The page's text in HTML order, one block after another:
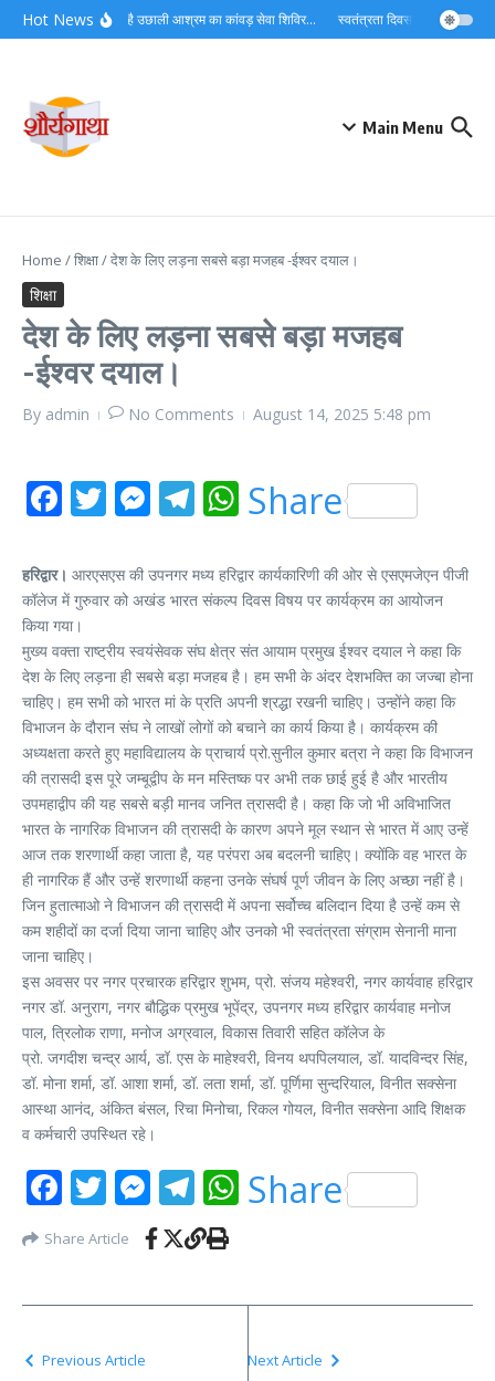
Skip to content
Hot Newsलगातार जारी है उछाली आश्रम का कांवड़ सेवा शिविर… स्वतंत्रता दिवस को देशभक्ति और
Main Menu
Home /शिक्षा/देश के लिए लड़ना सबसे बड़ा मजहब -ईश्वर दयाल।
शिक्षा
देश के लिए लड़ना सबसे बड़ा मजहब
-ईश्वर दयाल।
By admin No Comments August 14, 2025 5:48 pm
Facebook
Twitter
Messenger
Telegram
WhatsApp
Share
हरिद्वार। आरएसएस की उपनगर मध्य हरिद्वार कार्यकारिणी की ओर से एसएमजेएन पीजी
कॉलेज में गुरुवार को अखंड भारत संकल्प दिवस विषय पर कार्यक्रम का आयोजन
किया गया।
मुख्य वक्ता राष्ट्रीय स्वयंसेवक संघ क्षेत्र संत आयाम प्रमुख ईश्वर दयाल ने कहा कि
देश के लिए लड़ना ही सबसे बड़ा मजहब है। हम सभी के अंदर देशभक्ति का जज्बा होना
चाहिए। हम सभी को भारत मां के प्रति अपनी श्रद्धा रखनी चाहिए। उन्होंने कहा कि
विभाजन के दौरान संघ ने लाखों लोगों को बचाने का कार्य किया है। कार्यक्रम की
अध्यक्षता करते हुए महाविद्यालय के प्राचार्य प्रो.सुनील कुमार बत्रा ने कहा कि विभाजन
की त्रासदी इस पूरे जम्बूद्वीप के मन मस्तिष्क पर अभी तक छाई हुई है और भारतीय
उपमहाद्वीप की यह सबसे बड़ी मानव जनित त्रासदी है। कहा कि जो भी अविभाजित
भारत के नागरिक विभाजन की त्रासदी के कारण अपने मूल स्थान से भारत में आए उन्हें
आज तक शरणार्थी कहा जाता है, यह परंपरा अब बदलनी चाहिए। क्योंकि वह भारत के
ही नागरिक हैं और उन्हें शरणार्थी कहना उनके संघर्ष पूर्ण जीवन के लिए अच्छा नहीं है।
जिन हुतात्माओ ने विभाजन की त्रासदी में अपना सर्वोच्च बलिदान दिया है उन्हें कम से
कम शहीदों का दर्जा दिया जाना चाहिए और उनको भी स्वतंत्रता संग्राम सेनानी माना
जाना चाहिए।
इस अवसर पर नगर प्रचारक हरिद्वार शुभम, प्रो. संजय महेश्वरी, नगर कार्यवाह हरिद्वार
नगर डॉ. अनुराग, नगर बौद्धिक प्रमुख भूपेंद्र, उपनगर मध्य हरिद्वार कार्यवाह मनोज
पाल, त्रिलोक राणा, मनोज अग्रवाल, विकास तिवारी सहित कॉलेज के
प्रो. जगदीश चन्द्र आर्य, डॉ. एस के माहेश्वरी, विनय थपपिलयाल, डॉ. यादविन्दर सिंह,
डॉ. मोना शर्मा, डॉ. आशा शर्मा, डॉ. लता शर्मा, डॉ. पूर्णिमा सुन्दरियाल, विनीत सक्सेना
आस्था आनंद, अंकित बंसल, रिचा मिनोचा, रिकल गोयल, विनीत सक्सेना आदि शिक्षक
व कर्मचारी उपस्थित रहे।
Facebook
Twitter
Messenger
Telegram
WhatsApp
Share
Share Article
Previous Article Next Article